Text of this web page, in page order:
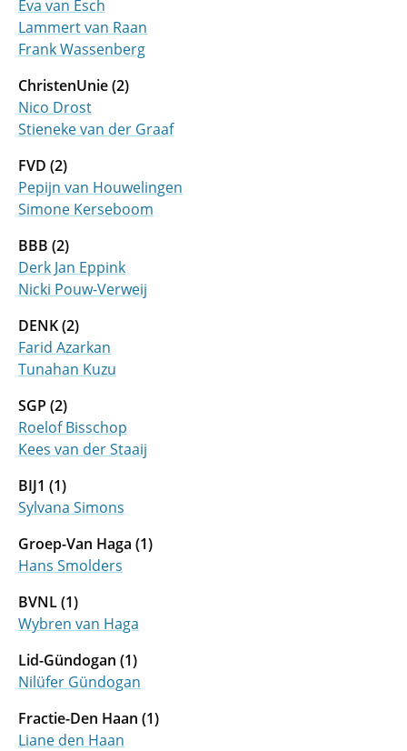
Eva van Esch
Lammert van Raan
Frank Wassenberg
ChristenUnie (2)
Nico Drost
Stieneke van der Graaf
FVD (2)
Pepijn van Houwelingen
Simone Kerseboom
BBB (2)
Derk Jan Eppink
Nicki Pouw-Verweij
DENK (2)
Farid Azarkan
Tunahan Kuzu
SGP (2)
Roelof Bisschop
Kees van der Staaij
BIJ1 (1)
Sylvana Simons
Groep-Van Haga (1)
Hans Smolders
BVNL (1)
Wybren van Haga
Lid-Gündogan (1)
Nilüfer Gündogan
Fractie-Den Haan (1)
Liane den Haan